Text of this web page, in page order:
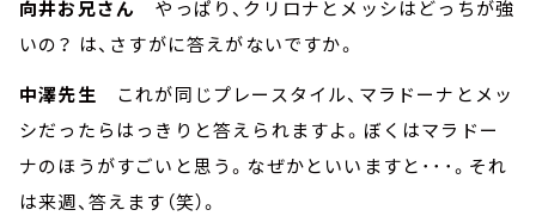
向井お兄さん
やっぱり、クリロナとメッシはどっちが強
いの？ は、さすがに答えがないですか。
中澤先生 これが同じプレースタイル、マラドーナとメッ
シだったらはっきりと答えられますよ。ぼくはマラドー
ナのほうがすごいと思う。なぜかといいますと･･･。それ
は来週、答えます（笑）。